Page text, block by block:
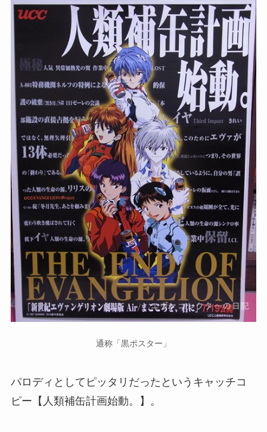
通称「黒ポスター」
パロディとしてピッタリだったというキャッチコ
ピー【人類補缶計画始動。】。